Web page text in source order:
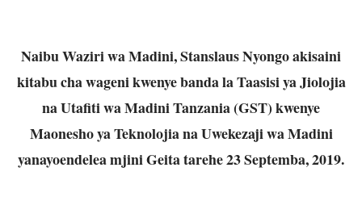
Naibu Waziri wa Madini, Stanslaus Nyongo akisaini
kitabu cha wageni kwenye banda laTaasisi ya Jiolojia
na Utafiti wa Madini Tanzania (GST) kwenye
Maonesho yaTeknolojia na Uwekezaji wa Madini
yanayoendelea mjini Geita tarehe 23 Septemba,2019.